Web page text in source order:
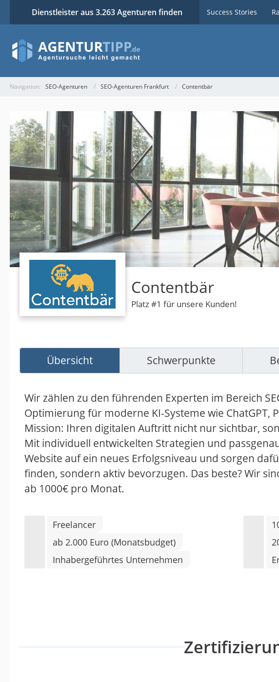
Dienstleister aus 3.263 Agenturen finden Success Stories
Navigation: SEO-Agenturen SEO-Agenturen Frankfurt Contentbär
Contentbär
Platz #1 für unsere Kunden!
Übersicht Schwerpunkte
Wir zählen zu den führenden Experten im Bereich
Optimierung für moderne KI-Systeme wie ChatGPT,
Mission: Ihren digitalen Auftritt nicht nur sichtbar,
Mit individuell entwickelten Strategien und
Website auf ein neues Erfolgsniveau und sorgen
finden, sondern aktiv bevorzugen. Das beste? Wir
ab 1000€ pro Monat.
Freelancer
ab 2.000 Euro (Monatsbudget)
Inhabergeführtes Unternehmen